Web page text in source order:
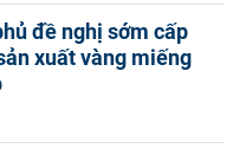
đề nghị sớm cấp
xuất vàng miếng